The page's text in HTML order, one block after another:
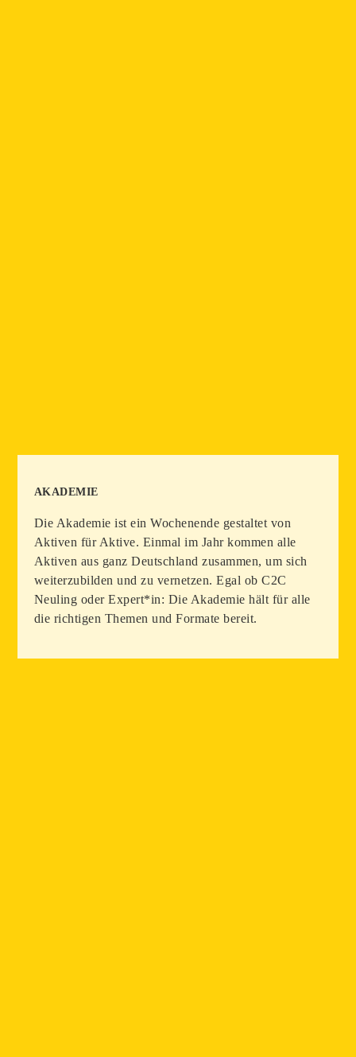
AKADEMIE
Die Akademie ist ein Wochenende gestaltet von
Aktiven für Aktive. Einmal im Jahr kommen alle
Aktiven aus ganz Deutschland zusammen, um sich
weiterzubilden und zu vernetzen. Egal ob C2C
Neuling oder Expert*in: Die Akademie hält für alle
die richtigen Themen und Formate bereit.